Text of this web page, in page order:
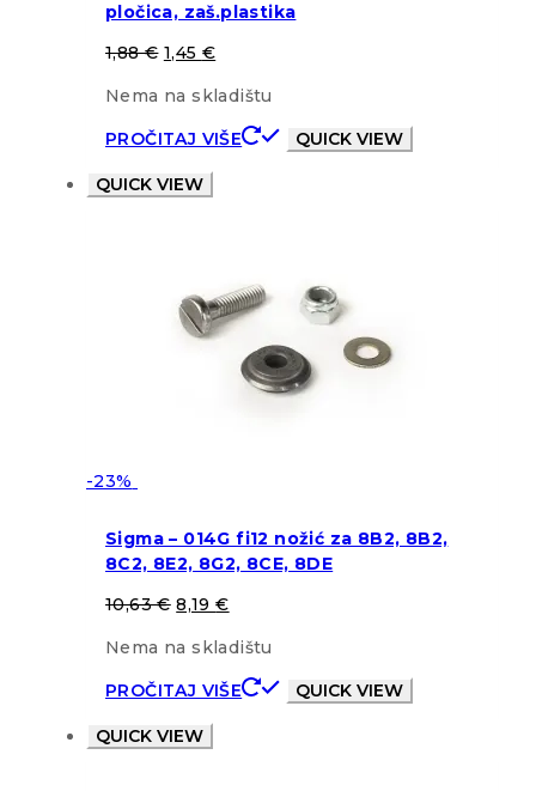
pločica, zaš.plastika
1,88€ 1,45 €
Nema na skladištu
PROČITAJ VIŠE
QUICK VIEW
QUICK VIEW
-23%
Sigma – 014G fi12 nožić za 8B2, 8B2,
8C2, 8E2, 8G2, 8CE, 8DE
10,63€ 8,19€
Nema na skladištu
PROČITAJ VIŠE
QUICK VIEW
QUICK VIEW